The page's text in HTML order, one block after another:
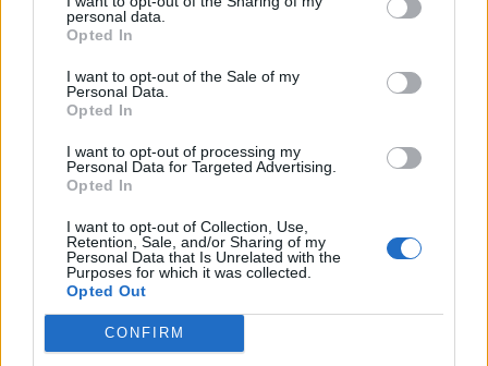
personal data.
Opted In
I want to opt-out of the Sale of my
Personal Data.
Opted In
I want to opt-out of processing my
Personal Data for Targeted Advertising.
Opted In
I want to opt-out of Collection, Use,
Retention, Sale, and/or Sharing of my
Personal Data that Is Unrelated with the
Purposes for which it was collected.
Opted Out
CONFIRM
Civilized show of force, you can film them
disturb public order, there's a bus waiting
for you. pic.twitter.com/0y4PwzwhzO
— Zhao DaShuai 无条件爱国🇨🇳
TAGS:
#Κίνα#Διαμαρτυρία#Διαδηλώσεις
Αποδέχομαι τους
και την πολιτική απορρήτου
X